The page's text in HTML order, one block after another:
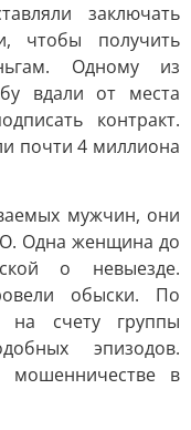
заключать
чтобы получить
Одному из
вдали от места
контракт.
почти 4 миллиона
мужчин, они
Одна женщина до
о невыезде.
обыски. По
на счету группы
эпизодов.
мошенничестве в